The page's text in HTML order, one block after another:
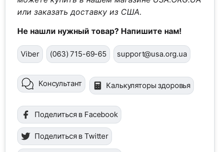
или заказать доставку из США.
Не нашли нужный товар? Напишите нам!
Viber (063) 715-69-65 support@usa.org.ua
Консультант Калькуляторы здоровья
Поделиться в Facebook
Поделиться в Twitter